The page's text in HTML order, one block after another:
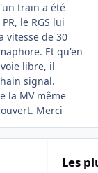
train a été
le RGS lui
vitesse de 30
Et qu'en
libre, il
signal.
la MV même
Merci
Les